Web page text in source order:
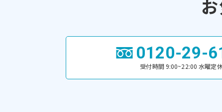
0120-29-
受付時間 9:00~22:00 水曜定